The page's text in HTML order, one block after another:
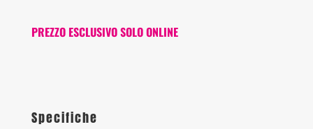
PREZZO ESCLUSIVO SOLO ONLINE
Specifiche